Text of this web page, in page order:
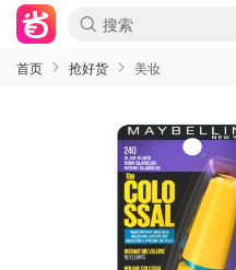
首页 抢好货 美妆